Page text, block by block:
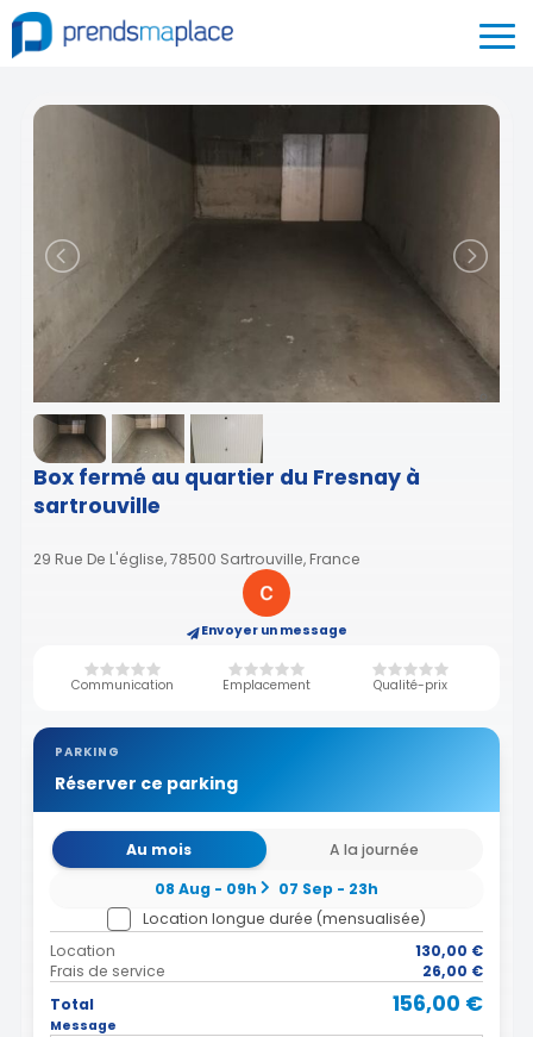
Box fermé au quartier du Fresnay à
sartrouville
29 Rue De L'église, 78500 Sartrouville, France
Envoyer un message
Communication Emplacement Qualité-prix
PARKING
Réserver ce parking
Au mois
A la journée
08 Aug - 09h
07 Sep - 23h
Location longue durée (mensualisée)
Location
130,00 €
Frais de service
26,00 €
Total
156,00 €
Message